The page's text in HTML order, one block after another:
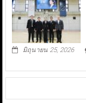
มิถุนายน 25, 2026